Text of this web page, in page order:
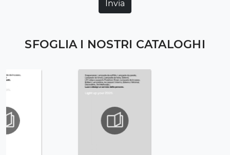
SFOGLIA I NOSTRI CATALOGHI
Invia